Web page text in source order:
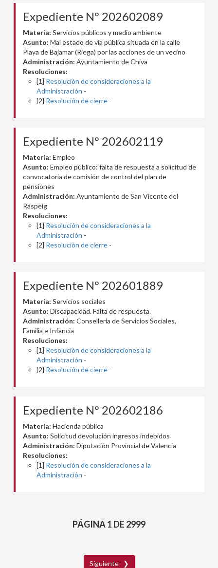
Expediente Nº 202602089
Materia: Servicios públicos y medio ambiente
Asunto: Mal estado de vía pública situada en la calle
Playa de Bajamar (Riega) por las acciones de un vecino
Administración: Ayuntamiento de Chiva
Resoluciones:
[1] Resolución de consideraciones a la
Administración -
[2] Resolución de cierre -
Expediente Nº 202602119
Materia: Empleo
Asunto: Empleo público: falta de respuesta a solicitud de
convocatoria de comisión de control del plan de
pensiones
Administración: Ayuntamiento de San Vicente del
Raspeig
Resoluciones:
[1] Resolución de consideraciones a la
Administración -
[2] Resolución de cierre -
Expediente Nº 202601889
Materia: Servicios sociales
Asunto: Discapacidad. Falta de respuesta.
Administración: Conselleria de Servicios Sociales,
Familia e Infancia
Resoluciones:
[1] Resolución de consideraciones a la
Administración -
[2] Resolución de cierre -
Expediente Nº 202602186
Materia: Hacienda pública
Asunto: Solicitud devolución ingresos indebidos
Administración: Diputación Provincial de Valencia
Resoluciones:
[1] Resolución de consideraciones a la
Administración -
PÁGINA 1 DE 2999
Siguiente ❯